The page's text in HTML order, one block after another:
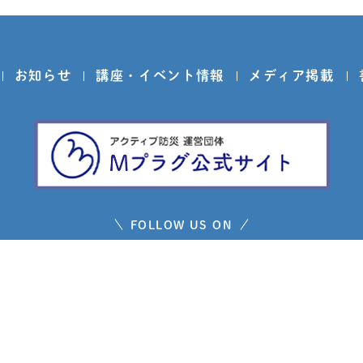
お知らせ 講座・イベント情報 メディア掲載
FOLLOW US ON